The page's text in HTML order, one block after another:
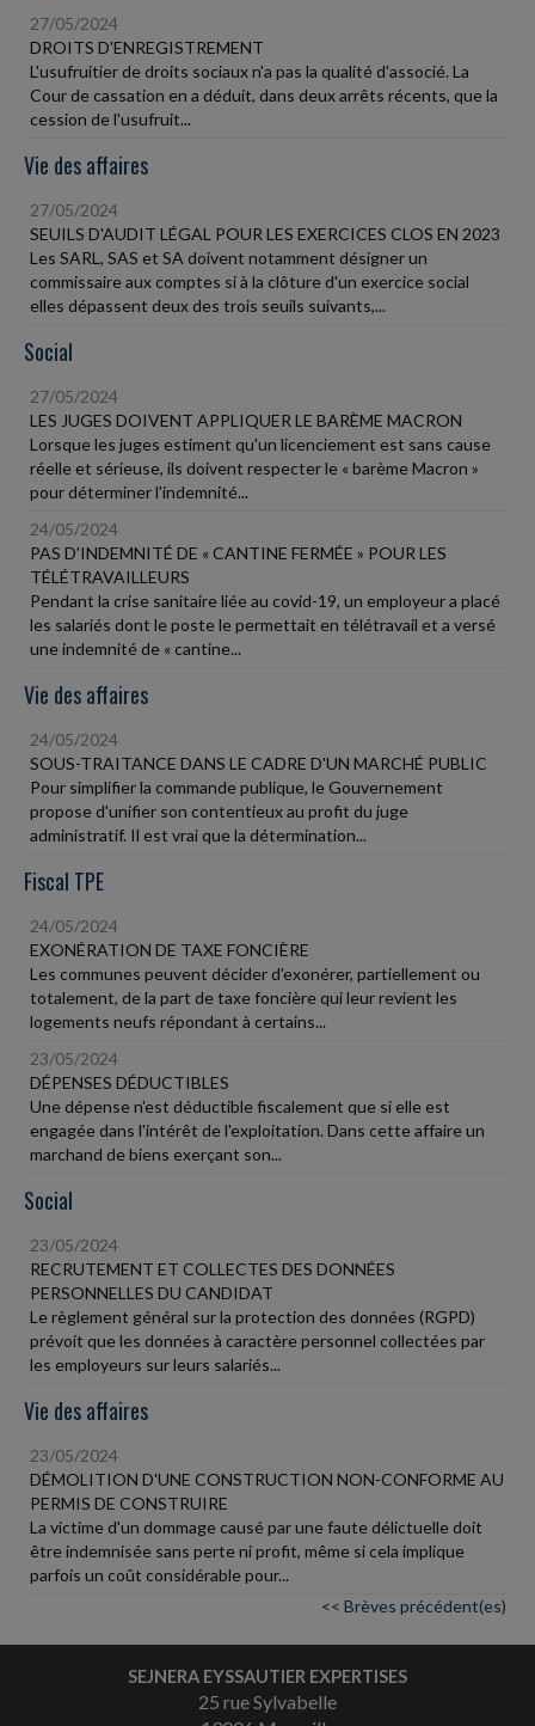
27/05/2024
DROITS D'ENREGISTREMENT
L'usufruitier de droits sociaux n'a pas la qualité d'associé. La
Cour de cassation en a déduit, dans deux arrêts récents, que la
cession de l'usufruit...
Vie des affaires
27/05/2024
SEUILS D'AUDIT LÉGAL POUR LES EXERCICES CLOS EN 2023
Les SARL, SAS et SA doivent notamment désigner un
commissaire aux comptes si à la clôture d'un exercice social
elles dépassent deux des trois seuils suivants,...
Social
27/05/2024
LES JUGES DOIVENT APPLIQUER LE BARÈME MACRON
Lorsque les juges estiment qu'un licenciement est sans cause
réelle et sérieuse, ils doivent respecter le « barème Macron »
pour déterminer l'indemnité...
24/05/2024
PAS D'INDEMNITÉ DE « CANTINE FERMÉE » POUR LES
TÉLÉTRAVAILLEURS
Pendant la crise sanitaire liée au covid-19, un employeur a placé
les salariés dont le poste le permettait en télétravail et a versé
une indemnité de « cantine...
Vie des affaires
24/05/2024
SOUS-TRAITANCE DANS LE CADRE D'UN MARCHÉ PUBLIC
Pour simplifier la commande publique, le Gouvernement
propose d'unifier son contentieux au profit du juge
administratif. Il est vrai que la détermination...
Fiscal TPE
24/05/2024
EXONÉRATION DE TAXE FONCIÈRE
Les communes peuvent décider d'exonérer, partiellement ou
totalement, de la part de taxe foncière qui leur revient les
logements neufs répondant à certains...
23/05/2024
DÉPENSES DÉDUCTIBLES
Une dépense n'est déductible fiscalement que si elle est
engagée dans l'intérêt de l'exploitation. Dans cette affaire un
marchand de biens exerçant son...
Social
23/05/2024
RECRUTEMENT ET COLLECTES DES DONNÉES
PERSONNELLES DU CANDIDAT
Le règlement général sur la protection des données (RGPD)
prévoit que les données à caractère personnel collectées par
les employeurs sur leurs salariés...
Vie des affaires
23/05/2024
DÉMOLITION D'UNE CONSTRUCTION NON-CONFORME AU
PERMIS DE CONSTRUIRE
La victime d'un dommage causé par une faute délictuelle doit
être indemnisée sans perte ni profit, même si cela implique
parfois un coût considérable pour...
<< Brèves précédent(es)
SEJNERA EYSSAUTIER EXPERTISES
25 rue Sylvabelle